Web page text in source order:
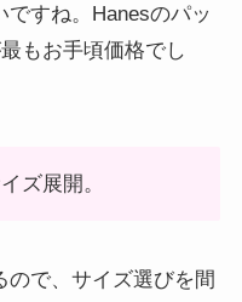
すね。Hanesのパッ
もお手頃価格でし
ズ展開。
で、サイズ選びを間